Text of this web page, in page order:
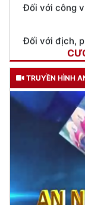
Đối với địch,
TRUYỀN HÌNH